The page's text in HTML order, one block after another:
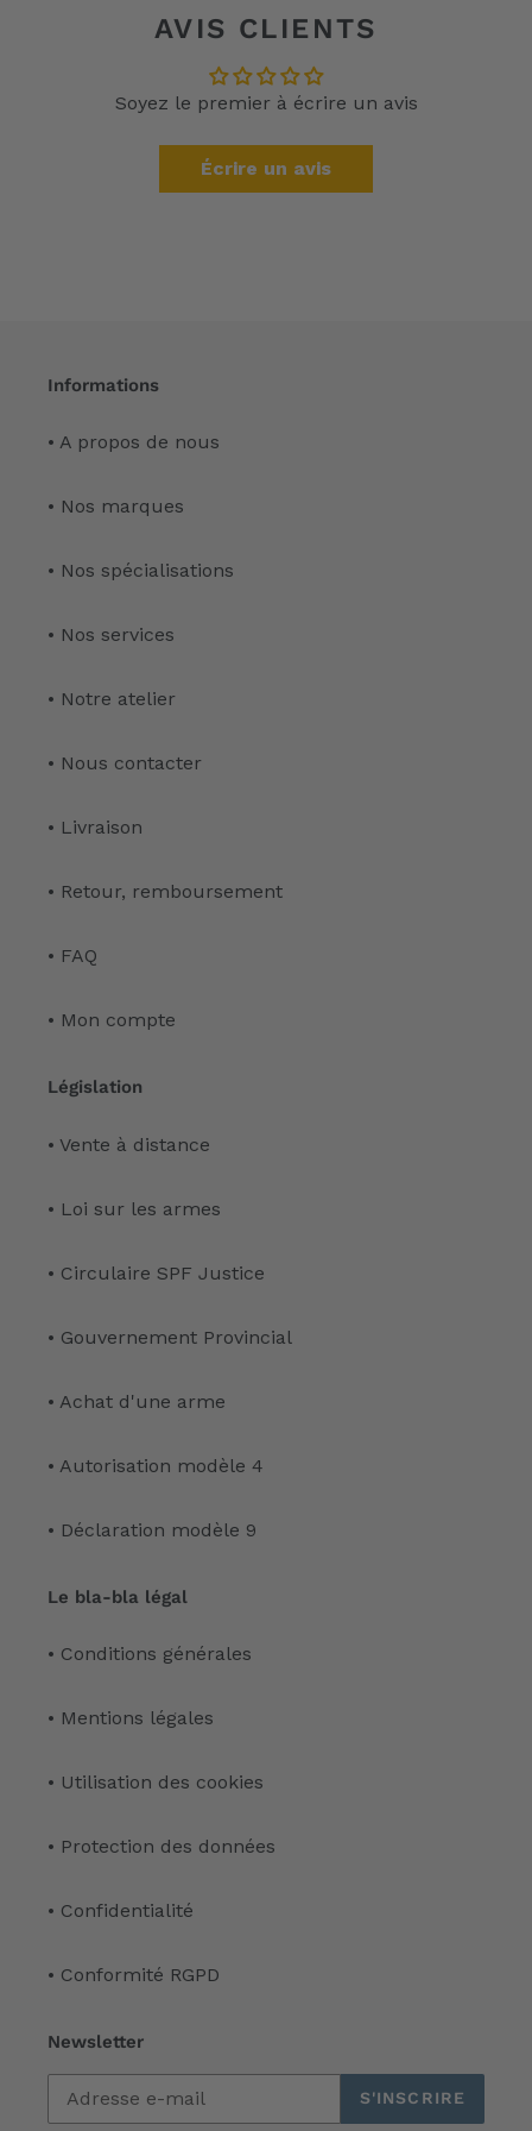
AVIS CLIENTS
Soyez le premier à écrire un avis
Écrire un avis
Informations
• A propos de nous
• Nos marques
• Nos spécialisations
• Nos services
• Notre atelier
• Nous contacter
• Livraison
• Retour, remboursement
• FAQ
• Mon compte
Législation
• Vente à distance
• Loi sur les armes
• Circulaire SPF Justice
• Gouvernement Provincial
• Achat d'une arme
• Autorisation modèle 4
• Déclaration modèle 9
Le bla-bla légal
• Conditions générales
• Mentions légales
• Utilisation des cookies
• Protection des données
• Confidentialité
• Conformité RGPD
Newsletter
S'INSCRIRE